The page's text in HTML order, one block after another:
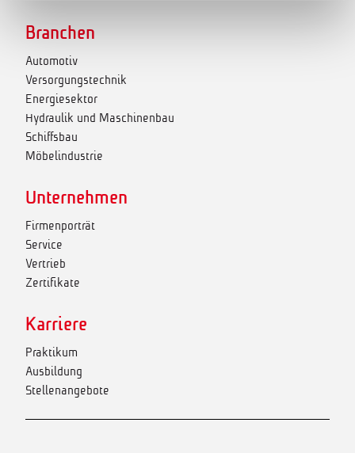
Branchen
Automotiv
Versorgungstechnik
Energiesektor
Hydraulik und Maschinenbau
Schiffsbau
Möbelindustrie
Unternehmen
Firmenporträt
Service
Vertrieb
Zertifikate
Karriere
Praktikum
Ausbildung
Stellenangebote